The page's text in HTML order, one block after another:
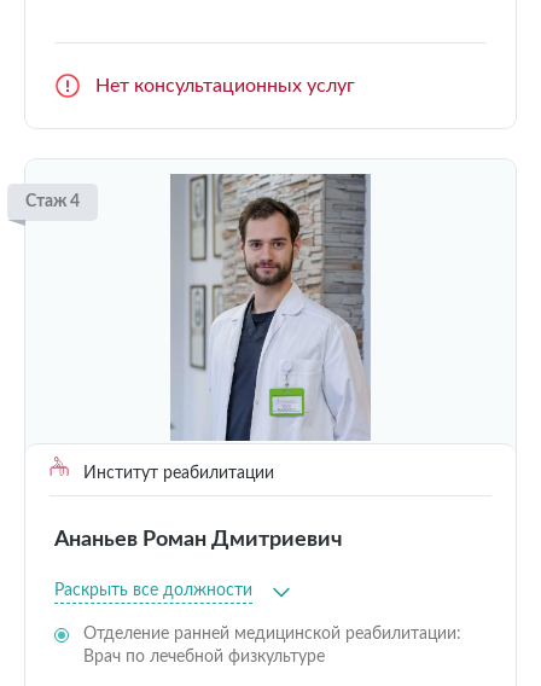
Нет консультационных услуг
Стаж 4
Институт реабилитации
Ананьев Роман Дмитриевич
Раскрыть все должности
Отделение ранней медицинской реабилитации:
Врач по лечебной физкультуре